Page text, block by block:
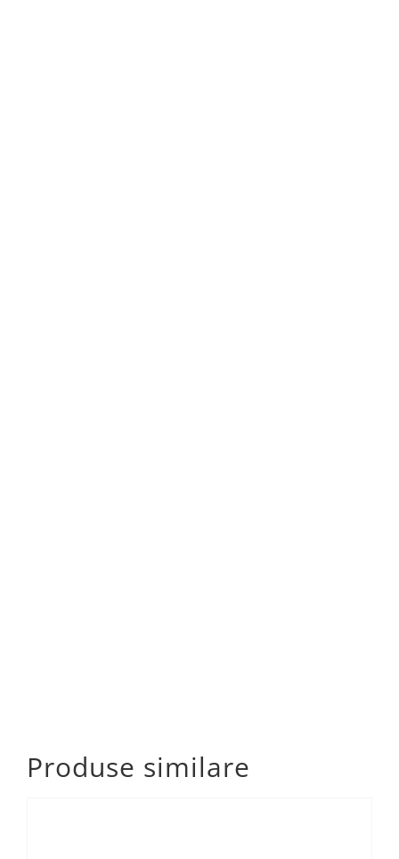
Produse similare